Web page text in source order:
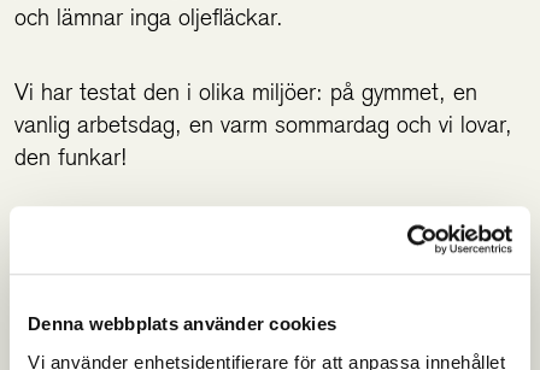
Denna webbplats använder cookies
Vi använder enhetsidentifierare för att anpassa innehållet
och lämnar inga oljefläckar.
Vi har testat den i olika miljöer: på gymmet, en
vanlig arbetsdag, en varm sommardag och vi lovar,
den funkar!